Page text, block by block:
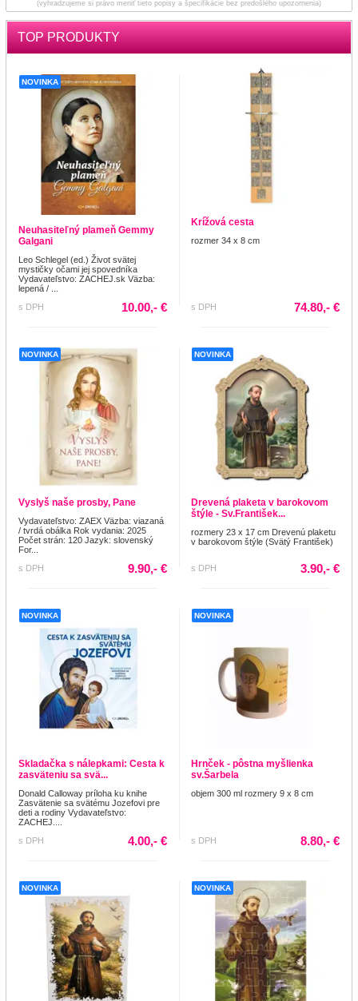
(vyhradzujeme si právo meniť tieto popisy a špecifikácie bez predošlého upozornenia)
TOP PRODUKTY
NOVINKA
Neuhasiteľný plameň Gemmy
Galgani
Leo Schlegel (ed.) Život svätej
mystičky očami jej spovedníka
Vydavateľstvo: ZACHEJ.sk Väzba:
lepená / ...
s DPH
10.00,- €
Krížová cesta
rozmer 34 x 8 cm
s DPH 74.80,- €
NOVINKA
Vyslyš naše prosby, Pane
Vydavateľstvo: ZAEX Väzba: viazaná
/ tvrdá obálka Rok vydania: 2025
Počet strán: 120 Jazyk: slovenský
For...
s DPH
9.90,- €
NOVINKA
Drevená plaketa v barokovom
štýle - Sv.František...
rozmery 23 x 17 cm Drevenú plaketu
v barokovom štýle (Svätý František)
s DPH 3.90,- €
NOVINKA
Skladačka s nálepkami: Cesta k
zasväteniu sa svä...
Donald Calloway príloha ku knihe
Zasvätenie sa svätému Jozefovi pre
deti a rodiny Vydavateľstvo:
ZACHEJ....
s DPH
4.00,- €
NOVINKA
Hrnček - pôstna myšlienka
sv.Šarbela
objem 300 ml rozmery 9 x 8 cm
s DPH 8.80,- €
NOVINKA NOVINKA